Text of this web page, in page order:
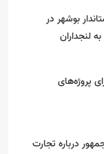
بوشهر در
لنجداران
پروژه‌های
درباره تجارت